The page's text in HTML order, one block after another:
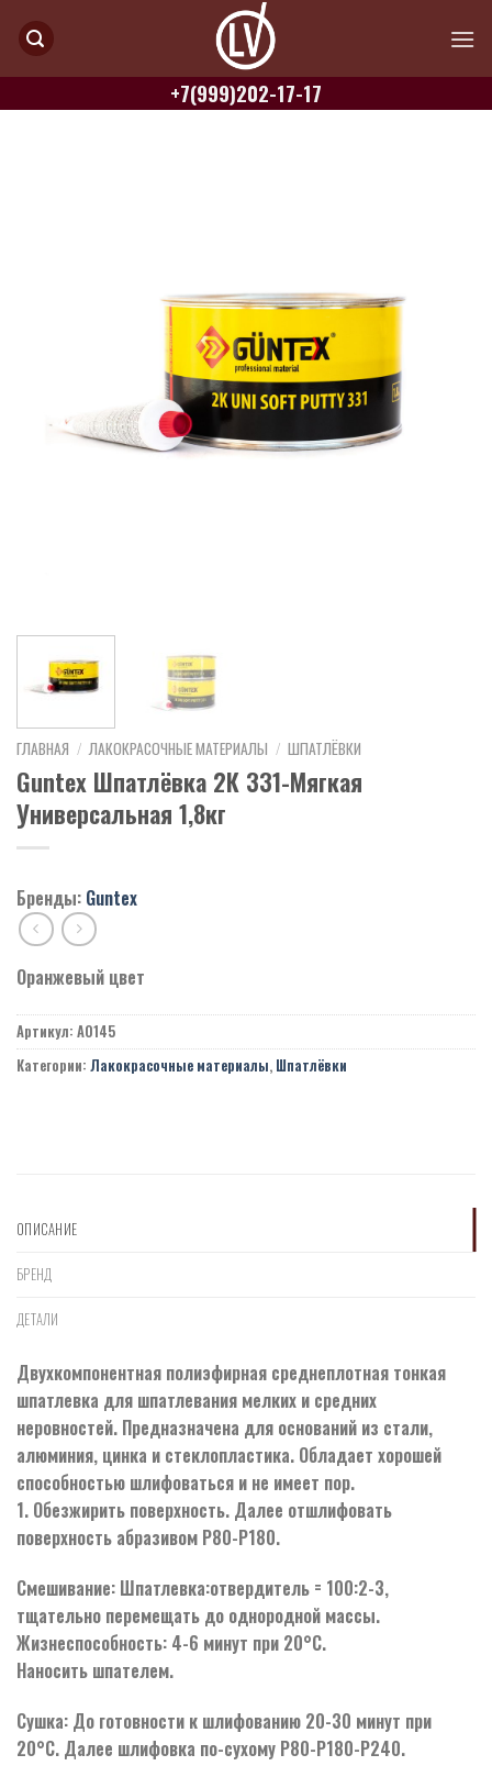
+7(999)202-17-17
ГЛАВНАЯ / ЛАКОКРАСОЧНЫЕ МАТЕРИАЛЫ / ШПАТЛЁВКИ
Guntex Шпатлёвка 2К 331-Мягкая
Универсальная 1,8кг
Бренды: Guntex
Оранжевый цвет
Артикул: A0145
Категории: Лакокрасочные материалы, Шпатлёвки
ОПИСАНИЕ
БРЕНД
ДЕТАЛИ
Двухкомпонентная полиэфирная среднеплотная тонкая
шпатлевка для шпатлевания мелких и средних
неровностей. Предназначена для оснований из стали,
алюминия, цинка и стеклопластика. Обладает хорошей
способностью шлифоваться и не имеет пор.
1. Обезжирить поверхность. Далее отшлифовать
поверхность абразивом Р80-Р180.
Смешивание: Шпатлевка:отвердитель = 100:2-3,
тщательно перемещать до однородной массы.
Жизнеспособность: 4-6 минут при 20°С.
Наносить шпателем.
Сушка: До готовности к шлифованию 20-30 минут при
20°С. Далее шлифовка по-сухому Р80-Р180-Р240.